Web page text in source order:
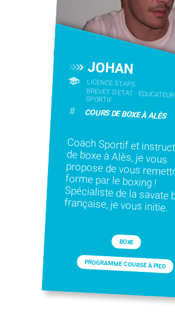
JOHAN
LICENCE STAPS
BREVET D'ETAT - EDUCATEUR
SPORTIF
# COURS DE BOXE À ALÈS
Coach Sportif et
de boxe à Alès, je
propose de vous
forme par le
Spécialiste de la savate
française, je vous initie.
BOXE
PROGRAMME COURSE À PIED